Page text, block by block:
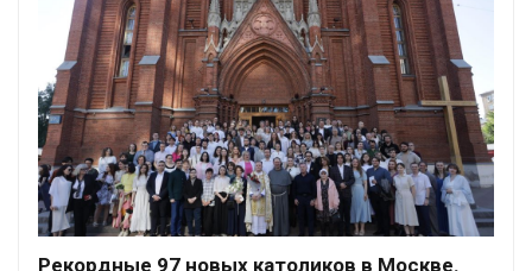
Рекордные 97 новых католиков в Москве.